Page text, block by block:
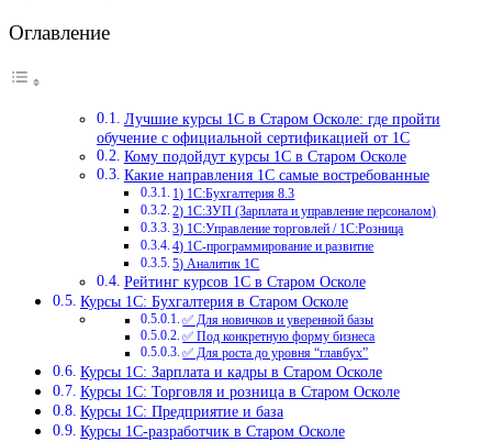
Оглавление
Лучшие курсы 1С в Старом Осколе: где пройти
обучение с официальной сертификацией от 1С
Кому подойдут курсы 1С в Старом Осколе
Какие направления 1С самые востребованные
1) 1С:Бухгалтерия 8.3
2) 1С:ЗУП (Зарплата и управление персоналом)
3) 1С:Управление торговлей / 1С:Розница
4) 1С-программирование и развитие
5) Аналитик 1С
Рейтинг курсов 1С в Старом Осколе
Курсы 1С: Бухгалтерия в Старом Осколе
✅ Для новичков и уверенной базы
✅ Под конкретную форму бизнеса
✅ Для роста до уровня “главбух”
Курсы 1С: Зарплата и кадры в Старом Осколе
Курсы 1С: Торговля и розница в Старом Осколе
Курсы 1С: Предприятие и база
Курсы 1С-разработчик в Старом Осколе